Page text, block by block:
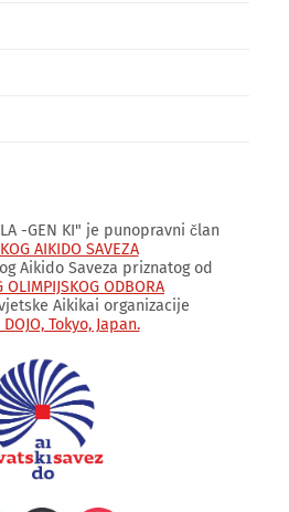
-GEN KI" je punopravni član
AIKIDO SAVEZA
Aikido Saveza priznatog od
OLIMPIJSKOG ODBORA
Aikikai organizacije
Tokyo, Japan.